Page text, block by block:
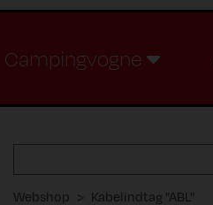
Campingvogne
Webshop Kabelindtag "ABL"